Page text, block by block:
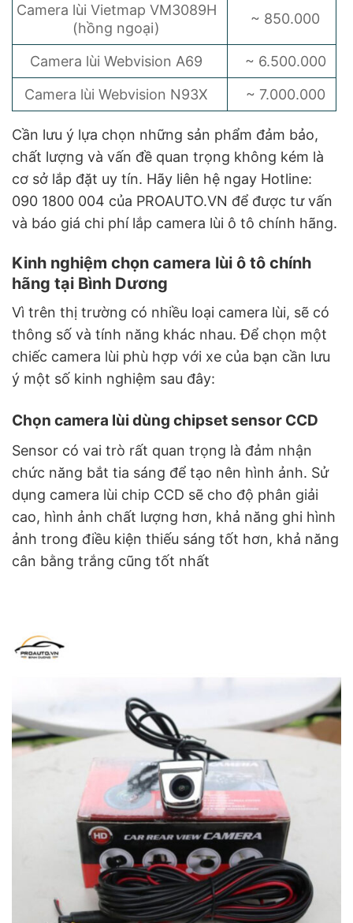
Camera lùi Vietmap VM3089H
(hồng ngoại)
~ 850.000
Camera lùi Webvision A69
~ 6.500.000
Camera lùi Webvision N93X
~ 7.000.000
Cần lưu ý lựa chọn những sản phẩm đảm bảo,
chất lượng và vấn đề quan trọng không kém là
cơ sở lắp đặt uy tín. Hãy liên hệ ngay Hotline:
090 1800 004 của PROAUTO.VN để được tư vấn
và báo giá chi phí lắp camera lùi ô tô chính hãng.
Kinh nghiệm chọn camera lùi ô tô chính
hãng tại Bình Dương
Vì trên thị trường có nhiều loại camera lùi, sẽ có
thông số và tính năng khác nhau. Để chọn một
chiếc camera lùi phù hợp với xe của bạn cần lưu
ý một số kinh nghiệm sau đây:
Chọn camera lùi dùng chipset sensor CCD
Sensor có vai trò rất quan trọng là đảm nhận
chức năng bắt tia sáng để tạo nên hình ảnh. Sử
dụng camera lùi chip CCD sẽ cho độ phân giải
cao, hình ảnh chất lượng hơn, khả năng ghi hình
ảnh trong điều kiện thiếu sáng tốt hơn, khả năng
cân bằng trắng cũng tốt nhất